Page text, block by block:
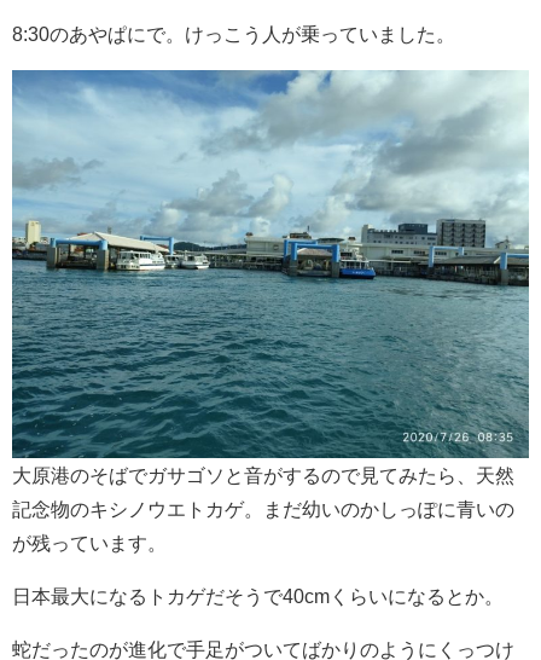
8:30のあやぱにで。けっこう人が乗っていました。
大原港のそばでガサゴソと音がするので見てみたら、天然
記念物のキシノウエトカゲ。まだ幼いのかしっぽに青いの
が残っています。
日本最大になるトカゲだそうで40cmくらいになるとか。
蛇だったのが進化で手足がついてばかりのようにくっつけ